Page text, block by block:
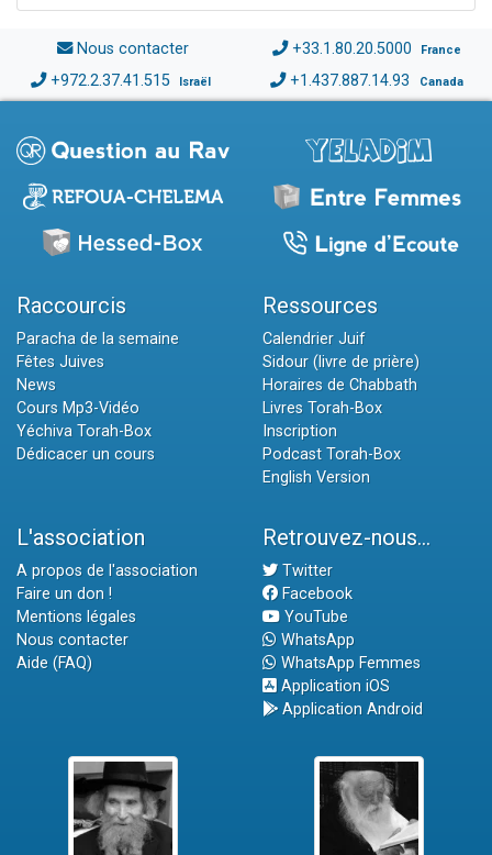
Nous contacter +33.1.80.20.5000 France
+972.2.37.41.515 Israël +1.437.887.14.93 Canada
Raccourcis
Paracha de la semaine
Fêtes Juives
News
Cours Mp3-Vidéo
Yéchiva Torah-Box
Dédicacer un cours
Ressources
Calendrier Juif
Sidour (livre de prière)
Horaires de Chabbath
Livres Torah-Box
Inscription
Podcast Torah-Box
English Version
L'association
A propos de l'association
Faire un don !
Mentions légales
Nous contacter
Aide (FAQ)
Retrouvez-nous...
Twitter
Facebook
YouTube
WhatsApp
WhatsApp Femmes
Application iOS
Application Android